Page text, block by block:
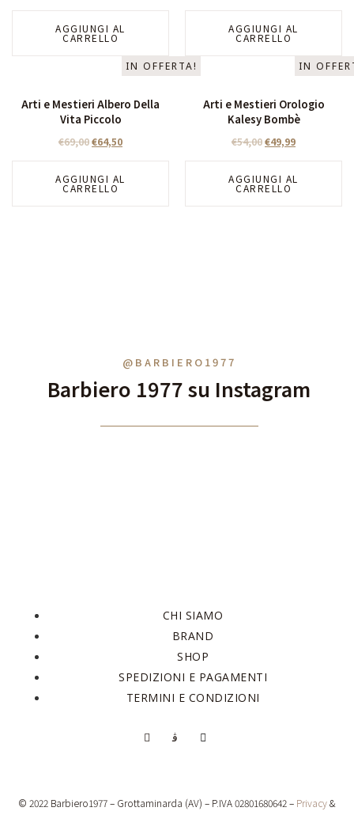
AGGIUNGI AL
CARRELLO
AGGIUNGI AL
CARRELLO
IN OFFERTA!
Arti e Mestieri Albero Della
Vita Piccolo
€69,00€64,50
AGGIUNGI AL
CARRELLO
IN
Arti e Mestieri Orologio
Kalesy Bombè
€54,00€49,99
AGGIUNGI AL
CARRELLO
@BARBIERO1977
Barbiero 1977 su Instagram
CHI SIAMO
BRAND
SHOP
SPEDIZIONI E PAGAMENTI
TERMINI E CONDIZIONI
© 2022 Barbiero1977 – Grottaminarda (AV) – P.IVA 02801680642 – Privacy&